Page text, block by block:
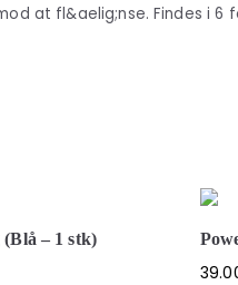
at fl&aelig;nse. Findes i 6
(Blå – 1 stk)